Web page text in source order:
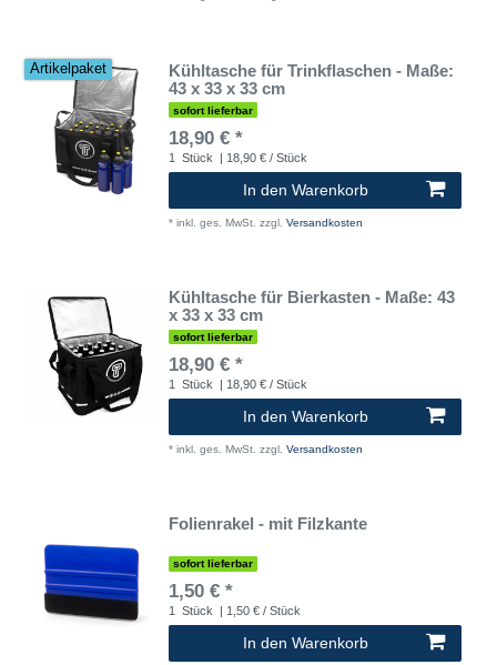
Artikelpaket
Kühltasche für Trinkflaschen - Maße:
43 x 33 x 33 cm
sofort lieferbar
18,90 € *
1 Stück | 18,90 € / Stück
In den Warenkorb
* inkl. ges. MwSt. zzgl. Versandkosten
Kühltasche für Bierkasten - Maße: 43
x 33 x 33 cm
sofort lieferbar
18,90 € *
1 Stück | 18,90 € / Stück
In den Warenkorb
* inkl. ges. MwSt. zzgl. Versandkosten
Folienrakel - mit Filzkante
sofort lieferbar
1,50 € *
1 Stück | 1,50 € / Stück
In den Warenkorb